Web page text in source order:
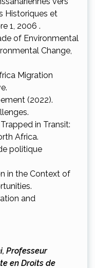
Historiques et
1, 2006 .
of Environmental
Change,
Migration
(2022).
in Transit:
Africa.
politique
in the Context of
and
Professeur
en Droits de